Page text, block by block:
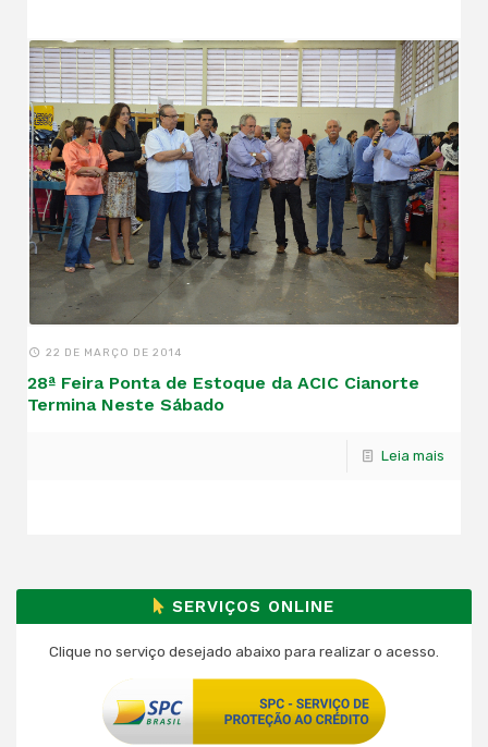
22 DE MARÇO DE 2014
28ª Feira Ponta de Estoque da ACIC Cianorte
Termina Neste Sábado
Leia mais
SERVIÇOS ONLINE
Clique no serviço desejado abaixo para realizar o acesso.